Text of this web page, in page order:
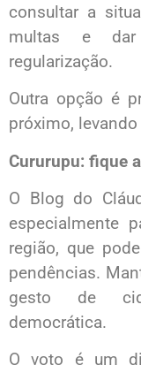
consultar a
multas e
regularização.
Outra opção é
próximo,
Cururupu: fique
O Blog do
especialmente
região, que
pendências.
gesto de
democrática.
O voto é um